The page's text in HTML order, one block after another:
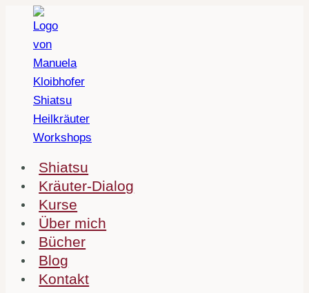
springen
Shiatsu
Kräuter-Dialog
Kurse
Über mich
Bücher
Blog
Kontakt